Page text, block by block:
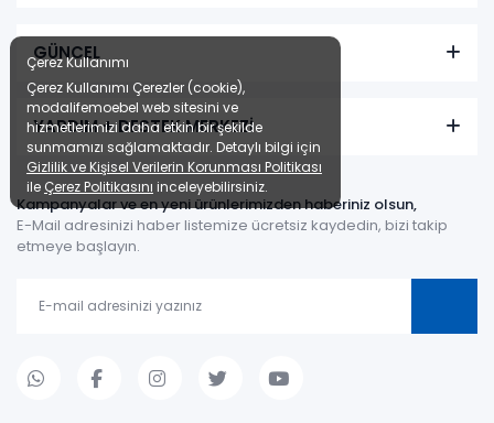
GÜNCEL
YARDIM + DESTEK MERKEZİ
Kampanyalar ve en yeni ürünlerimizden haberiniz olsun,
E-Mail adresinizi haber listemize ücretsiz kaydedin, bizi takip
etmeye başlayın.
Çerez Kullanımı
Çerez Kullanımı Çerezler (cookie),
modalifemoebel web sitesini ve
hizmetlerimizi daha etkin bir şekilde
sunmamızı sağlamaktadır. Detaylı bilgi için
Gizlilik ve Kişisel Verilerin Korunması Politikası
ile Çerez Politikasını inceleyebilirsiniz.